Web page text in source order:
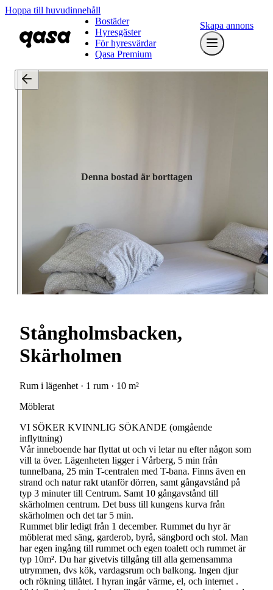
Hoppa till huvudinnehåll
Bostäder
Hyresgäster
För hyresvärdar
Qasa Premium
Skapa annons
Denna bostad är borttagen
Stångholmsbacken,
Skärholmen
Rum i lägenhet · 1 rum · 10 m²
Möblerat
VI SÖKER KVINNLIG SÖKANDE (omgående
inflyttning)
Vår inneboende har flyttat ut och vi letar nu efter någon som
vill ta över. Lägenheten ligger i Vårberg, 5 min från
tunnelbana, 25 min T-centralen med T-bana. Finns även en
strand och natur rakt utanför dörren, samt gångavstånd på
typ 3 minuter till Centrum. Samt 10 gångavstånd till
skärholmen centrum. Det buss till kungens kurva från
skärholmen och det tar 5 min.
Rummet blir ledigt från 1 december. Rummet du hyr är
möblerat med säng, garderob, byrå, sängbord och stol. Man
har egen ingång till rummet och egen toalett och rummet är
typ 10m². Du har givetvis tillgång till alla gemensamma
utrymmen, dvs kök, vardagsrum och balkong. Ingen djur
och rökning tillåtet. I hyran ingår värme, el, och internet .